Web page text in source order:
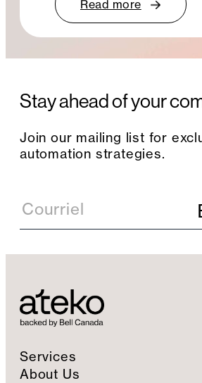
Read more
Stay ahead of your
Join our mailing list for
automation strategies.
a
i
n
u
Courriel
Services
About Us